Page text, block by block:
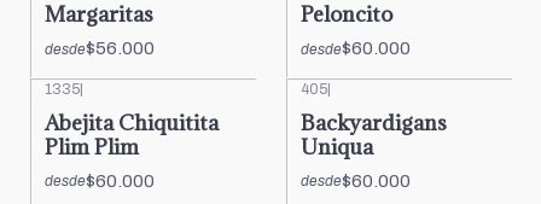
Margaritas
desde$56.000
Peloncito
desde$60.000
1335
Abejita Chiquitita
Plim Plim
desde$60.000
405
Backyardigans
Uniqua
desde$60.000